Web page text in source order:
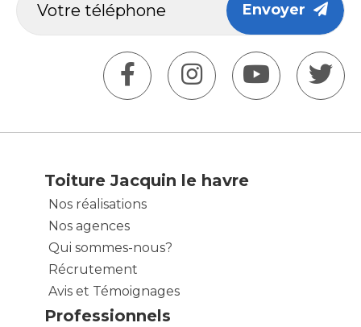
Envoyer
Toiture Jacquin le havre
Nos réalisations
Nos agences
Qui sommes-nous?
Récrutement
Avis et Témoignages
Professionnels